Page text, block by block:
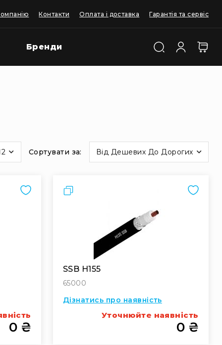
Контакти Оплата і доставка Гарантія та сервіс
Бренди
Сортувати за Від Дешевих До Дорогих
0 ₴
Порівняти
SSB H155
65000
Дізнатись про наявність
Уточнюйте наявність
0 ₴